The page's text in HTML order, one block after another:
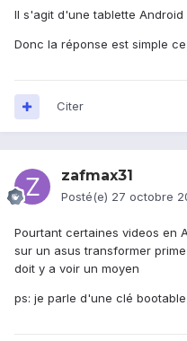
Il s'agit d'une tablette
Donc la réponse est simple
Citer
zafmax31
Posté(e) 27 octobre
Pourtant certaines videos en
sur un asus transformer
doit y a voir un moyen
ps: je parle d'une clé